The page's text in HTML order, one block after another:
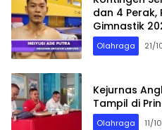
dan 4 Perak,
Gimnastik
Olahraga 21/
Kejurnas
Tampil di
Olahraga 11/